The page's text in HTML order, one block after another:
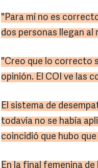
"Para mí no es
dos personas llegan al
"Creo que lo correcto
opinión. El COI ve las
El sistema de
todavía no se había
coincidió que hubo
En la final femenina